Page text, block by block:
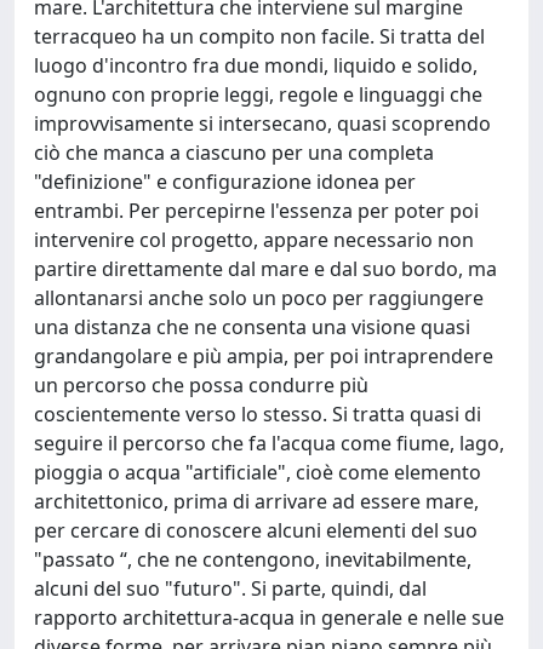
mare. L'architettura che interviene sul margine
terracqueo ha un compito non facile. Si tratta del
luogo d'incontro fra due mondi, liquido e solido,
ognuno con proprie leggi, regole e linguaggi che
improvvisamente si intersecano, quasi scoprendo
ciò che manca a ciascuno per una completa
"definizione" e configurazione idonea per
entrambi. Per percepirne l'essenza per poter poi
intervenire col progetto, appare necessario non
partire direttamente dal mare e dal suo bordo, ma
allontanarsi anche solo un poco per raggiungere
una distanza che ne consenta una visione quasi
grandangolare e più ampia, per poi intraprendere
un percorso che possa condurre più
coscientemente verso lo stesso. Si tratta quasi di
seguire il percorso che fa l'acqua come fiume, lago,
pioggia o acqua "artificiale", cioè come elemento
architettonico, prima di arrivare ad essere mare,
per cercare di conoscere alcuni elementi del suo
"passato “, che ne contengono, inevitabilmente,
alcuni del suo "futuro". Si parte, quindi, dal
rapporto architettura-acqua in generale e nelle sue